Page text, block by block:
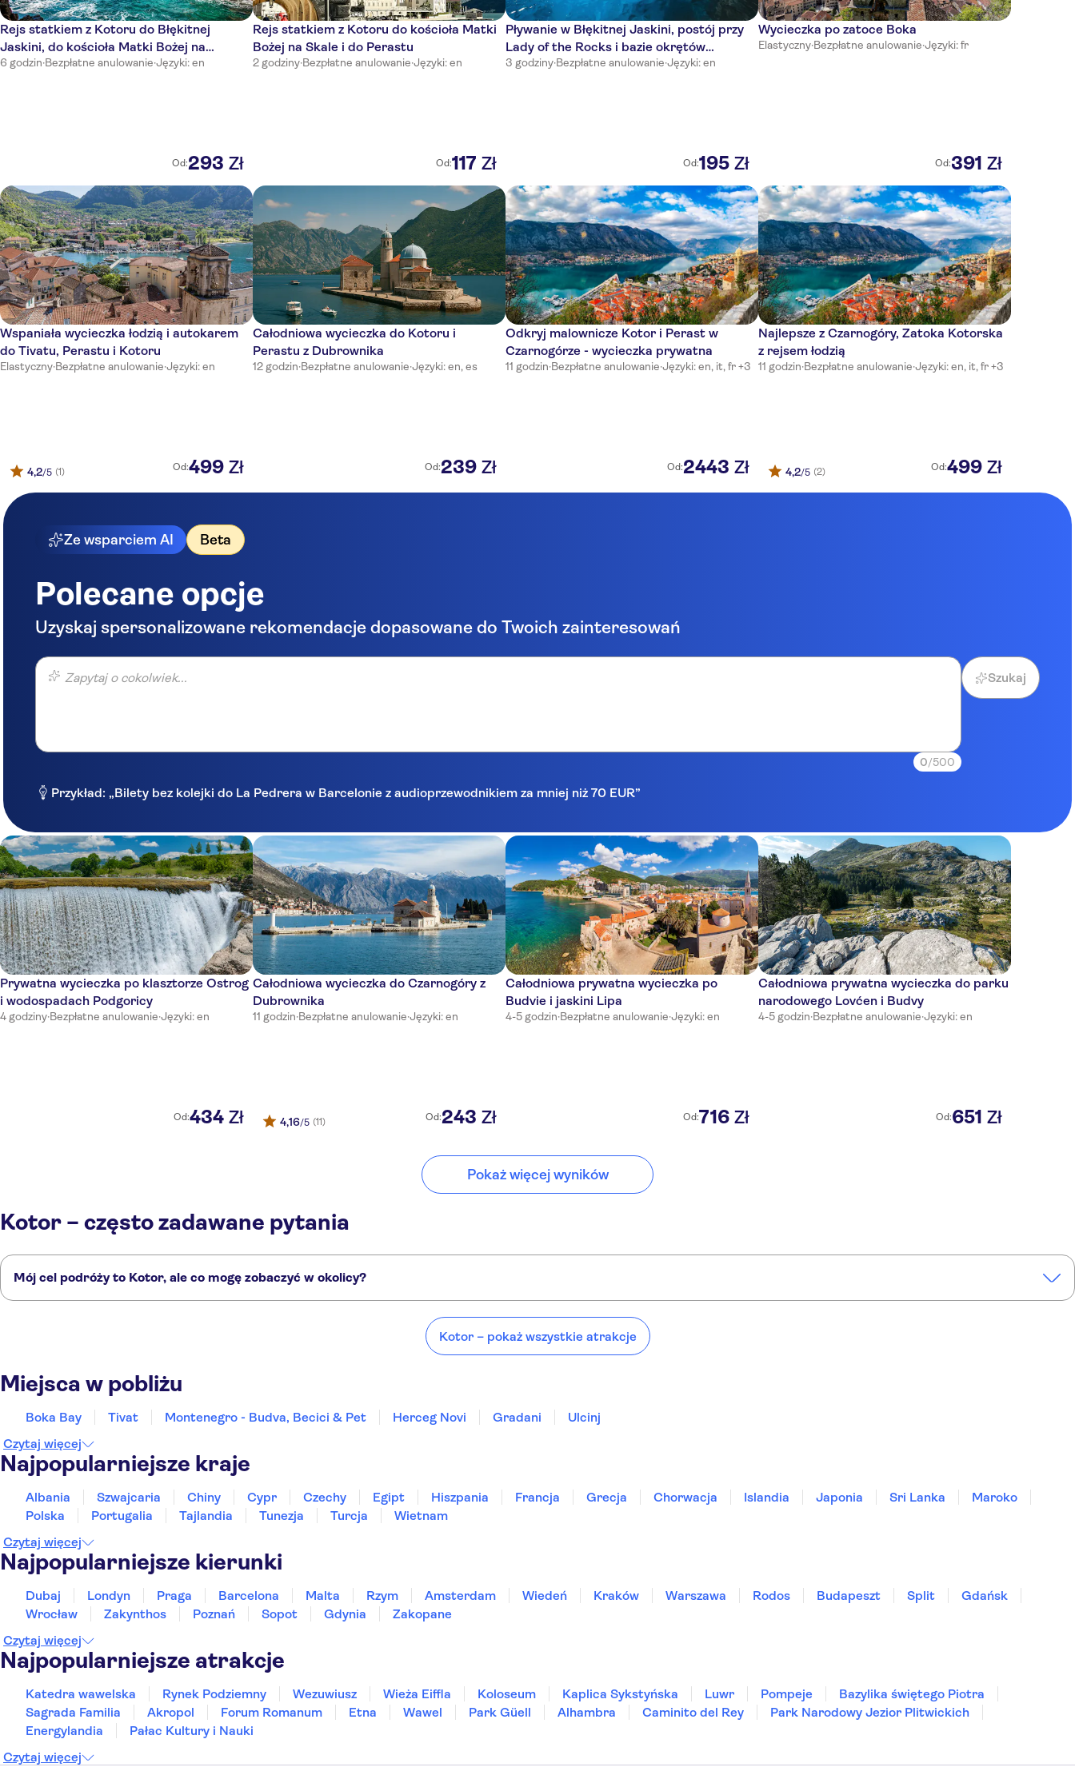
Rejs statkiem z Kotoru do Błękitnej
Jaskini, do kościoła Matki Bożej na
Skałach i na plażę Zanjice
6 godzin·Bezpłatne anulowanie·Języki: en
Od:293 Zł
Rejs statkiem z Kotoru do kościoła Matki
Bożej na Skale i do Perastu
2 godziny·Bezpłatne anulowanie·Języki: en
Od:117 Zł
Pływanie w Błękitnej Jaskini, postój przy
Lady of the Rocks i bazie okrętów
podwodnych
3 godziny·Bezpłatne anulowanie·Języki: en
Od:195 Zł
Wycieczka po zatoce Boka
Elastyczny·Bezpłatne anulowanie·Języki: fr
Od:391 Zł
Wspaniała wycieczka łodzią i autokarem
do Tivatu, Perastu i Kotoru
Elastyczny·Bezpłatne anulowanie·Języki: en
4,2/5 (1) Od:499 Zł
Całodniowa wycieczka do Kotoru i
Perastu z Dubrownika
12 godzin·Bezpłatne anulowanie·Języki: en, es
Od:239 Zł
Odkryj malownicze Kotor i Perast w
Czarnogórze - wycieczka prywatna
11 godzin·Bezpłatne anulowanie·Języki: en, it, fr +3
Od:2443 Zł
Najlepsze z Czarnogóry, Zatoka Kotorska
z rejsem łodzią
11 godzin·Bezpłatne anulowanie·Języki: en, it, fr +3
4,2/5 (2) Od:499 Zł
Ze wsparciem AI Beta
Polecane opcje
Uzyskaj spersonalizowane rekomendacje dopasowane do Twoich zainteresowań
Zapytaj o cokolwiek...
0/500
Szukaj
Przykład: „Bilety bez kolejki do La Pedrera w Barcelonie z audioprzewodnikiem za mniej niż 70 EUR”
Prywatna wycieczka po klasztorze Ostrog
i wodospadach Podgoricy
4 godziny·Bezpłatne anulowanie·Języki: en
Od:434 Zł
Całodniowa wycieczka do Czarnogóry z
Dubrownika
11 godzin·Bezpłatne anulowanie·Języki: en
4,16/5 (11) Od:243 Zł
Całodniowa prywatna wycieczka po
Budvie i jaskini Lipa
4-5 godzin·Bezpłatne anulowanie·Języki: en
Od:716 Zł
Całodniowa prywatna wycieczka do parku
narodowego Lovćen i Budvy
4-5 godzin·Bezpłatne anulowanie·Języki: en
Od:651 Zł
Pokaż więcej wyników
Kotor – często zadawane pytania
Mój cel podróży to Kotor, ale co mogę zobaczyć w okolicy?
Kotor – pokaż wszystkie atrakcje
Miejsca w pobliżu
Boka Bay Tivat Montenegro - Budva, Becici & Pet Herceg Novi Gradani
Ulcinj
Czytaj więcej
Najpopularniejsze kraje
Albania Szwajcaria Chiny Cypr Czechy Egipt Hiszpania Francja Grecja Chorwacja Islandia Japonia Sri Lanka
Maroko
Polska
Portugalia Tajlandia Tunezja Turcja
Wietnam
Czytaj więcej
Najpopularniejsze kierunki
Dubaj Londyn Praga Barcelona Malta Rzym Amsterdam Wiedeń Kraków Warszawa Rodos Budapeszt Split
Gdańsk
Wrocław
Zakynthos Poznań Sopot Gdynia
Zakopane
Czytaj więcej
Najpopularniejsze atrakcje
Katedra wawelska Rynek Podziemny Wezuwiusz Wieża Eiffla Koloseum Kaplica Sykstyńska Luwr Pompeje
Bazylika świętego Piotra
Sagrada Familia
Akropol Forum Romanum Etna Wawel Park Güell Alhambra Caminito del Rey
Park Narodowy Jezior Plitwickich
Energylandia
Pałac Kultury i Nauki
Czytaj więcej